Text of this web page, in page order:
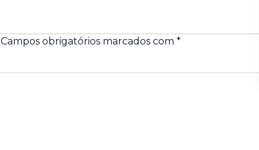
Campos obrigatórios marcados com *